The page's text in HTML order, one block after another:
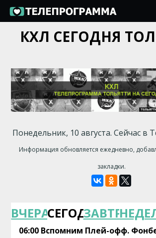
КХЛ СЕГОДНЯ
Понедельник, 10 августа. Сейчас в
Информация обновляется ежедневно,
закладки.
ВЧЕРАСЕГОДНЯЗАВТРА
06:00 Вспомним Плей-офф.